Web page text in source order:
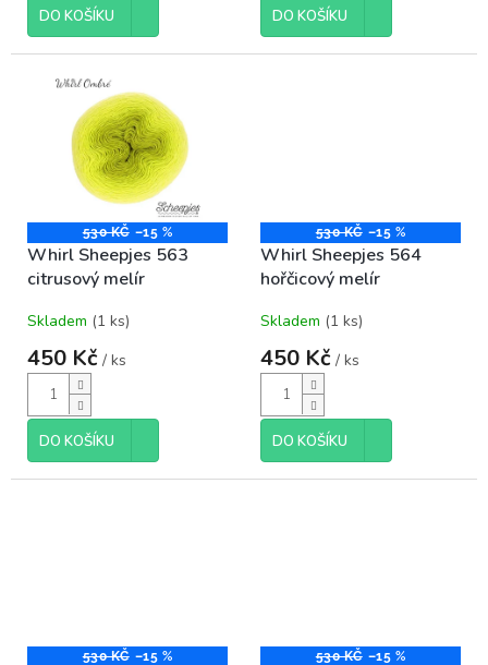
DO KOŠÍKU DO KOŠÍKU
530 KČ –15 %
Whirl Sheepjes 563
citrusový melír
Skladem (1 ks)
450 Kč / ks
DO KOŠÍKU
530 KČ –15 %
Whirl Sheepjes 564
hořčicový melír
Skladem (1 ks)
450 Kč / ks
DO KOŠÍKU
530 KČ –15 % 530 KČ –15 %